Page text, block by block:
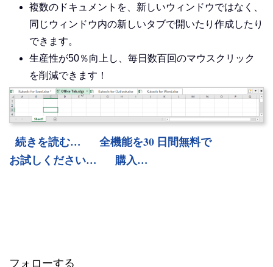
複数のドキュメントを、新しいウィンドウではなく、
同じウィンドウ内の新しいタブで開いたり作成したり
できます。
生産性が50％向上し、毎日数百回のマウスクリック
を削減できます！
続きを読む…
全機能を30 日間無料で
お試しください…
購入…
フォローする